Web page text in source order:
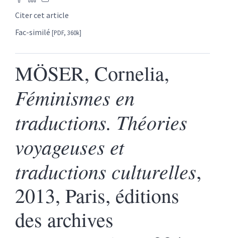
Citer cet article
Fac-similé [PDF, 360k]
MÖSER, Cornelia,
Féminismes en
traductions. Théories
voyageuses et
traductions culturelles,
2013, Paris, éditions
des archives